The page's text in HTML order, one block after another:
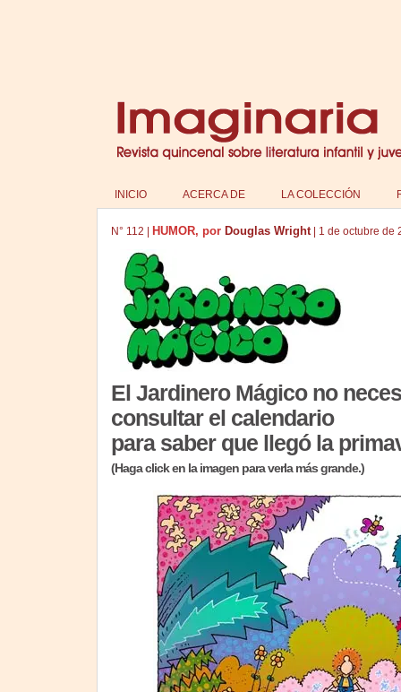
INICIO ACERCA DE LA COLECCIÓN
N° 112 HUMOR, por Douglas Wright 1 de octubre de
El Jardinero Mágico no
consultar el calendario
para saber que llegó la
(Haga click en la imagen para verla más grande.)